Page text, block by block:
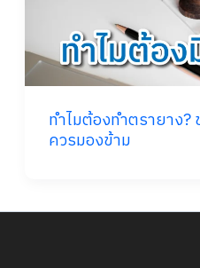
ทำไมต้องทำตรายาง
ควรมองข้าม